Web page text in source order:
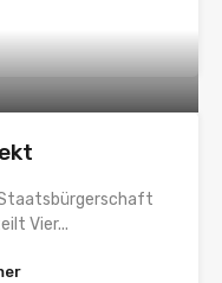
Vier...